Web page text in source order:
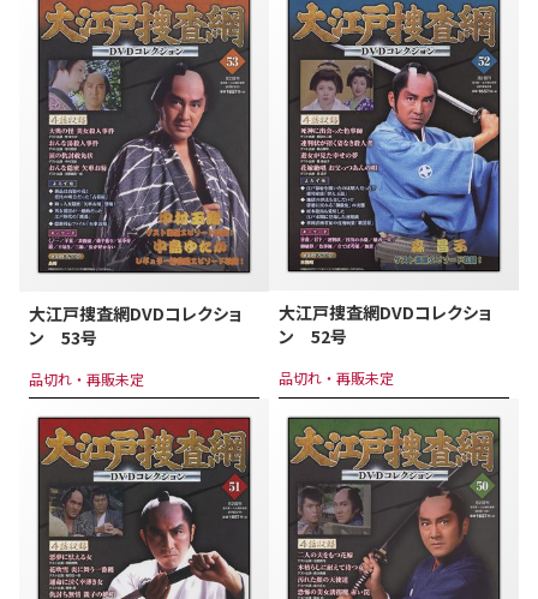
大江戸捜査網DVDコレクショ
ン 53号
品切れ・再販未定
大江戸捜査網DVDコレクショ
ン 52号
品切れ・再販未定